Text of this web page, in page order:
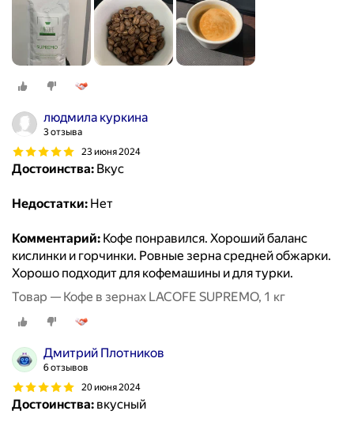
людмила куркина
3 отзыва
23 июня 2024
Достоинства: Вкус
Недостатки: Нет
Комментарий: Кофе понравился. Хороший баланс
кислинки и горчинки. Ровные зерна средней обжарки.
Хорошо подходит для кофемашины и для турки.
Товар — Кофе в зернах LACOFE SUPREMO, 1 кг
Дмитрий Плотников
6 отзывов
20 июня 2024
Достоинства: вкусный